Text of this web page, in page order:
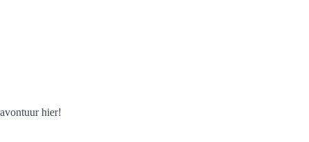
hier!